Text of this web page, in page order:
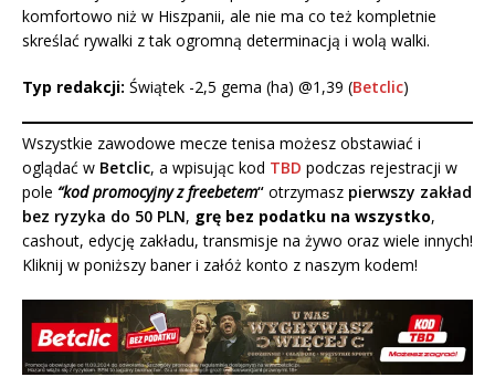
komfortowo niż w Hiszpanii, ale nie ma co też kompletnie
skreślać rywalki z tak ogromną determinacją i wolą walki.
Typ redakcji: Świątek -2,5 gema (ha) @1,39 (Betclic)
Wszystkie zawodowe mecze tenisa możesz obstawiać i
oglądać w Betclic, a wpisując kod TBD podczas rejestracji w
pole “kod promocyjny z freebetem“ otrzymasz pierwszy zakład
bez ryzyka do 50 PLN, grę bez podatku na wszystko,
cashout, edycję zakładu, transmisje na żywo oraz wiele innych!
Kliknij w poniższy baner i załóż konto z naszym kodem!